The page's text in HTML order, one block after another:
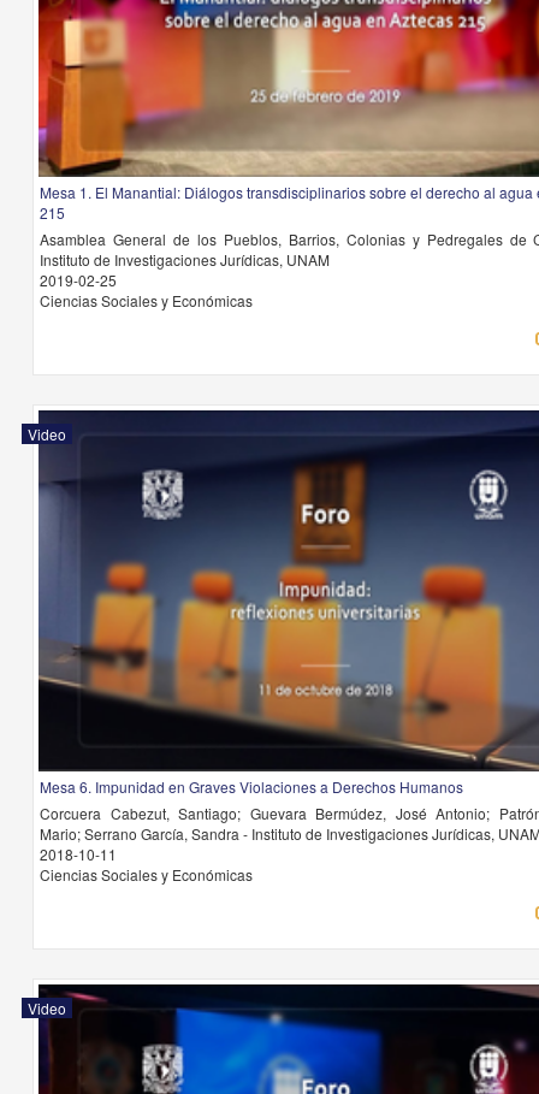
Mesa 1. El Manantial: Diálogos transdisciplinarios sobre el derecho al agua
215
Asamblea General de los Pueblos, Barrios, Colonias y Pedregales de
Instituto de Investigaciones Jurídicas, UNAM
2019-02-25
Ciencias Sociales y Económicas
Video
Mesa 6. Impunidad en Graves Violaciones a Derechos Humanos
Corcuera Cabezut, Santiago; Guevara Bermúdez, José Antonio;
Mario; Serrano García, Sandra - Instituto de Investigaciones Jurídicas,
2018-10-11
Ciencias Sociales y Económicas
Video